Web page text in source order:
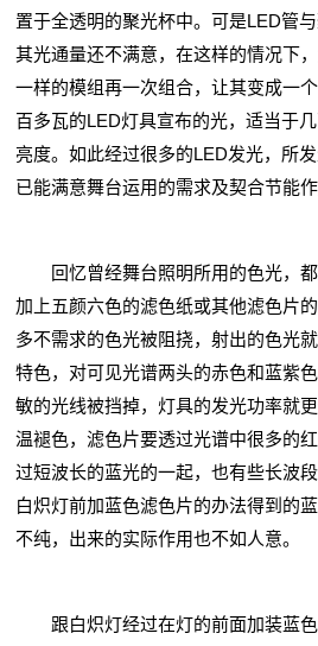
置于全透明的聚光杯中。可是LED管
其光通量还不满意，在这样的情况下
一样的模组再一次组合，让其变成一
百多瓦的LED灯具宣布的光，适当于
亮度。如此经过很多的LED发光，所
已能满意舞台运用的需求及契合节能作
回忆曾经舞台照明所用的色光，都
加上五颜六色的滤色纸或其他滤色片
多不需求的色光被阻挠，射出的色光
特色，对可见光谱两头的赤色和蓝紫
敏的光线被挡掉，灯具的发光功率就
温褪色，滤色片要透过光谱中很多的
过短波长的蓝光的一起，也有些长波
白炽灯前加蓝色滤色片的办法得到的
不纯，出来的实际作用也不如人意。
跟白炽灯经过在灯的前面加装蓝色